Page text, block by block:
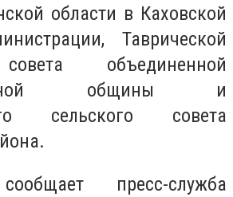
области в Каховской
Таврической
объединенной
общины и
сельского совета
пресс-служба